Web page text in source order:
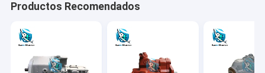
Productos Recomendados